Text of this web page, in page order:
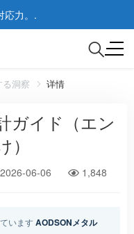
応力。.
洞察 详情
ガイド（エン
2026-06-06 1,848
います AODSONメタル